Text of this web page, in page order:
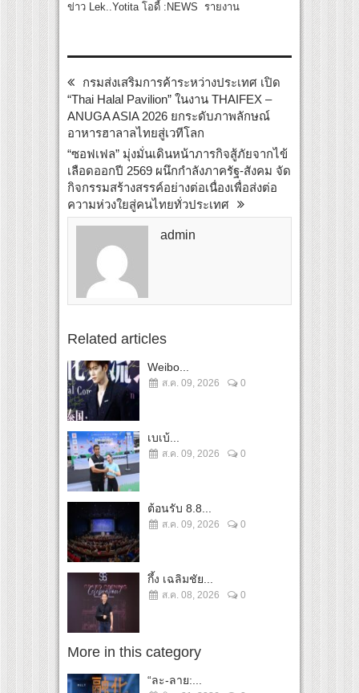
ข่าว Lek..Yotita โอดี้ :NEWS รายงาน
กรมส่งเสริมการค้าระหว่างประเทศ เปิด
“Thai Halal Pavilion” ในงาน THAIFEX –
ANUGA ASIA 2026 ยกระดับภาพลักษณ์
อาหารฮาลาลไทยสู่เวทีโลก
“ซอฟเฟล” มุ่งมั่นเดินหน้าภารกิจสู้ภัยจากไข้
เลือดออกปี 2569 ผนึกกำลังภาครัฐ-สังคม จัด
กิจกรรมสร้างสรรค์อย่างต่อเนื่องเพื่อส่งต่อ
ความห่วงใยสู่คนไทยทั่วประเทศ
admin
Related articles
Weibo...
ส.ค. 09, 2026 0
เบเบ้...
ส.ค. 09, 2026 0
ต้อนรับ 8.8...
ส.ค. 09, 2026 0
กึ้ง เฉลิมชัย...
ส.ค. 08, 2026 0
More in this category
“ละ-ลาย:...